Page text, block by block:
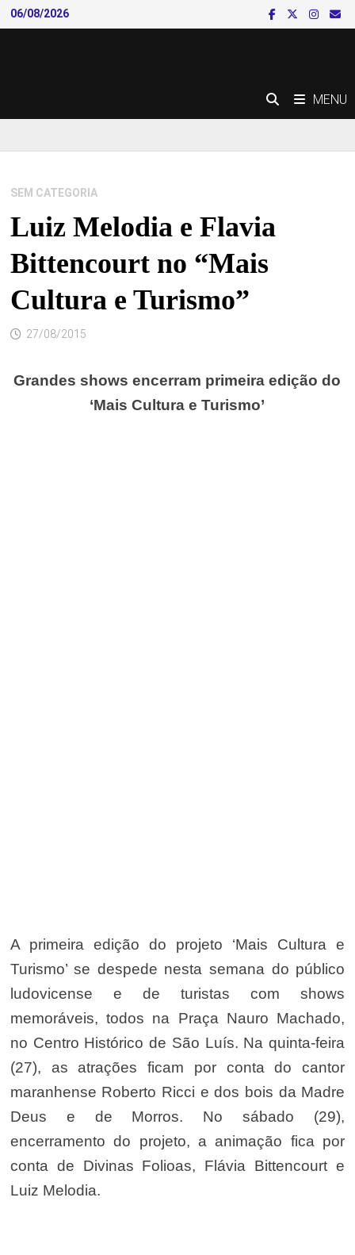
Skip
to
06/08/2026
MENU
SEM CATEGORIA
Luiz Melodia e Flavia
Bittencourt no “Mais
Cultura e Turismo”
27/08/2015
Grandes shows encerram primeira edição do
‘Mais Cultura e Turismo’
A primeira edição do projeto ‘Mais Cultura e
Turismo’ se despede nesta semana do público
ludovicense e de turistas com shows
memoráveis, todos na Praça Nauro Machado,
no Centro Histórico de São Luís. Na quinta-feira
(27), as atrações ficam por conta do cantor
maranhense Roberto Ricci e dos bois da Madre
Deus e de Morros. No sábado (29),
encerramento do projeto, a animação fica por
conta de Divinas Folioas, Flávia Bittencourt e
Luiz Melodia.